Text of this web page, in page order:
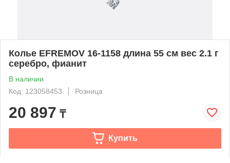
Колье EFREMOV 16-1158 длина 55 см вес 2.1 г
серебро, фианит
В наличии
Код: 123058453
Розница
20 897 ₸
Купить